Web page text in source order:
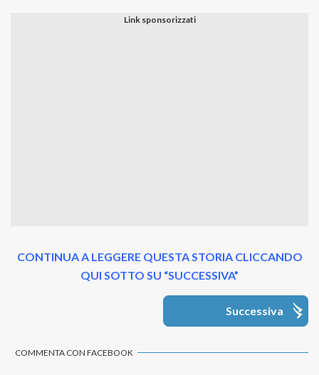
CONTINUA A LEGGERE QUESTA STORIA CLICCANDO
QUI SOTTO SU “SUCCESSIVA”
Successiva
COMMENTA CON FACEBOOK